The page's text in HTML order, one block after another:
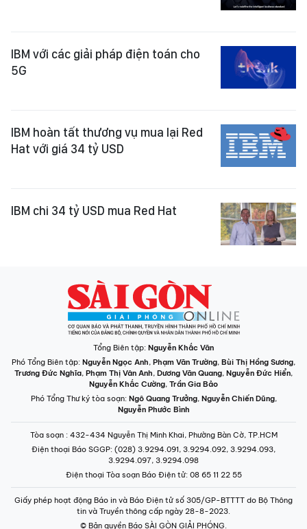
IBM với các giải pháp điện toán cho
5G
IBM hoàn tất thương vụ mua lại Red
Hat với giá 34 tỷ USD
IBM chi 34 tỷ USD mua Red Hat
Tổng Biên tập: Nguyễn Khắc Văn
Phó Tổng Biên tập: Nguyễn Ngọc Anh, Phạm Văn Trường, Bùi Thị Hồng Sương,
Trương Đức Nghĩa, Phạm Thị Vân Anh, Dương Văn Quang, Nguyễn Đức Hiển,
Nguyễn Khắc Cường, Trần Gia Bảo
Phó Tổng Thư ký tòa soạn: Ngô Quang Trưởng, Nguyễn Chiến Dũng,
Nguyễn Phước Bình
Tòa soạn : 432-434 Nguyễn Thị Minh Khai, Phường Bàn Cờ, TP.HCM
Điện thoại Báo SGGP: (028) 3.9294.091, 3.9294.092, 3.9294.093,
3.9294.097, 3.9294.098
Điện thoại Tòa soạn Báo Điện tử: 08 65 11 22 55
Giấy phép hoạt động Báo in và Báo Điện tử số 305/GP-BTTTT do Bộ Thông
tin và Truyền thông cấp ngày 28-8-2023.
© Bản quyền Báo SÀI GÒN GIẢI PHÓNG.